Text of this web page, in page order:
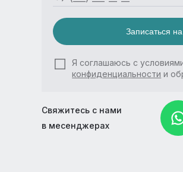
Записаться
Я соглашаюсь с
конфиденциальности и
Свяжитесь с нами
в месенджерах